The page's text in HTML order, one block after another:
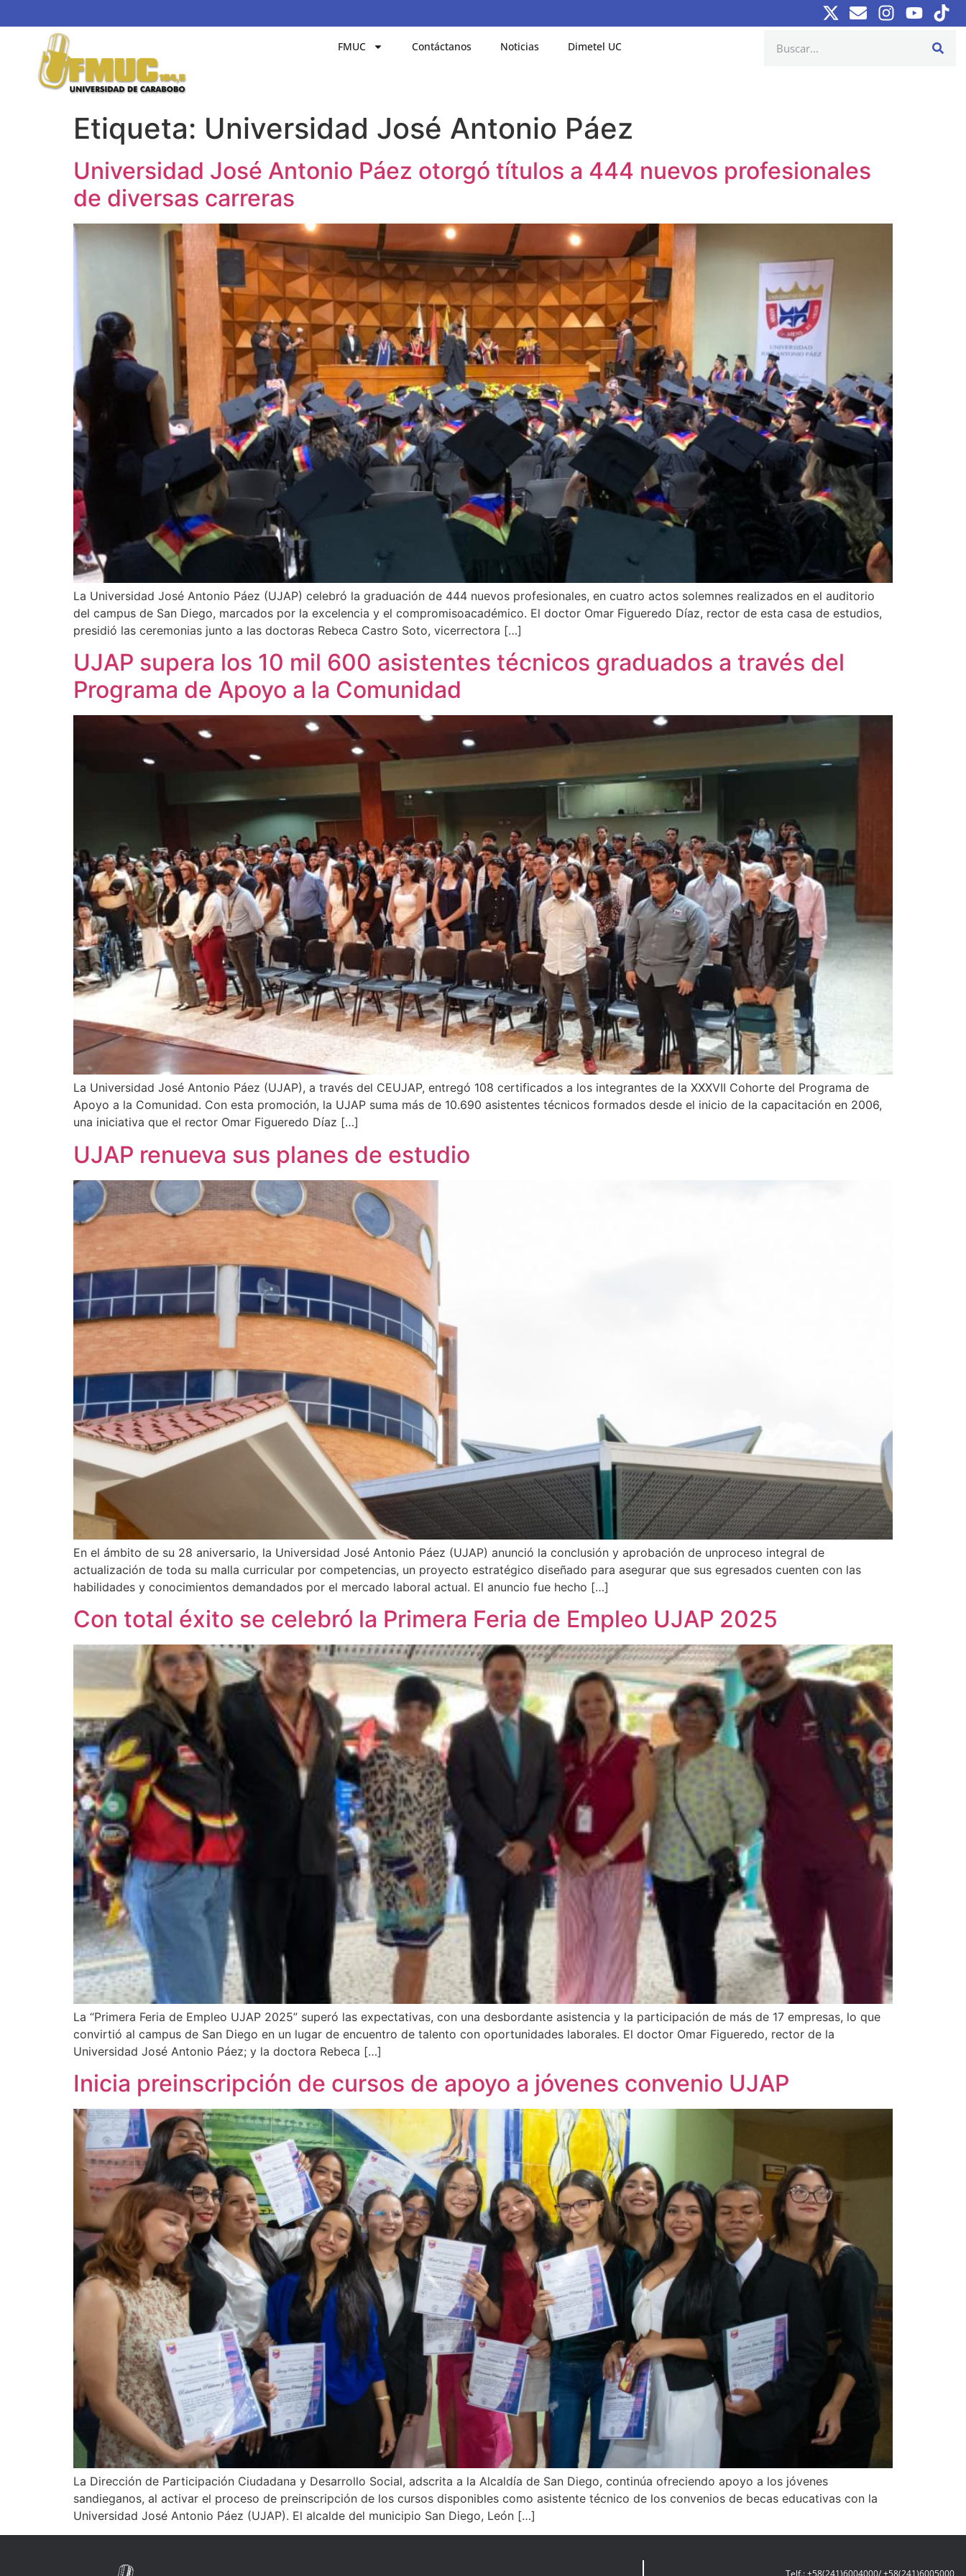
FMUC Contáctanos Noticias Dimetel UC
Etiqueta: Universidad José Antonio Páez
Universidad José Antonio Páez otorgó títulos a 444 nuevos profesionales
de diversas carreras
La Universidad José Antonio Páez (UJAP) celebró la graduación de 444 nuevos profesionales, en cuatro actos solemnes realizados en el auditorio
del campus de San Diego, marcados por la excelencia y el compromisoacadémico. El doctor Omar Figueredo Díaz, rector de esta casa de estudios,
presidió las ceremonias junto a las doctoras Rebeca Castro Soto, vicerrectora […]
UJAP supera los 10 mil 600 asistentes técnicos graduados a través del
Programa de Apoyo a la Comunidad
La Universidad José Antonio Páez (UJAP), a través del CEUJAP, entregó 108 certificados a los integrantes de la XXXVII Cohorte del Programa de
Apoyo a la Comunidad. Con esta promoción, la UJAP suma más de 10.690 asistentes técnicos formados desde el inicio de la capacitación en 2006,
una iniciativa que el rector Omar Figueredo Díaz […]
UJAP renueva sus planes de estudio
En el ámbito de su 28 aniversario, la Universidad José Antonio Páez (UJAP) anunció la conclusión y aprobación de unproceso integral de
actualización de toda su malla curricular por competencias, un proyecto estratégico diseñado para asegurar que sus egresados cuenten con las
habilidades y conocimientos demandados por el mercado laboral actual. El anuncio fue hecho […]
Con total éxito se celebró la Primera Feria de Empleo UJAP 2025
La “Primera Feria de Empleo UJAP 2025” superó las expectativas, con una desbordante asistencia y la participación de más de 17 empresas, lo que
convirtió al campus de San Diego en un lugar de encuentro de talento con oportunidades laborales. El doctor Omar Figueredo, rector de la
Universidad José Antonio Páez; y la doctora Rebeca […]
Inicia preinscripción de cursos de apoyo a jóvenes convenio UJAP
La Dirección de Participación Ciudadana y Desarrollo Social, adscrita a la Alcaldía de San Diego, continúa ofreciendo apoyo a los jóvenes
sandieganos, al activar el proceso de preinscripción de los cursos disponibles como asistente técnico de los convenios de becas educativas con la
Universidad José Antonio Páez (UJAP). El alcalde del municipio San Diego, León […]
Telf.: +58(241)6004000/ +58(241)6005000